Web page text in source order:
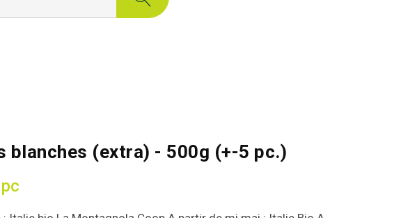
blanches (extra) - 500g (+-5 pc.)